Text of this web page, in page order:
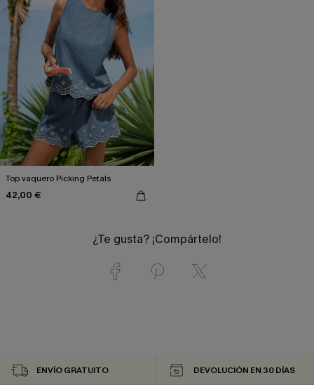
Top vaquero Picking Petals
42,00 €
¿Te gusta? ¡Compártelo!
ENVÍO GRATUITO DEVOLUCIÓN EN 30 DÍAS